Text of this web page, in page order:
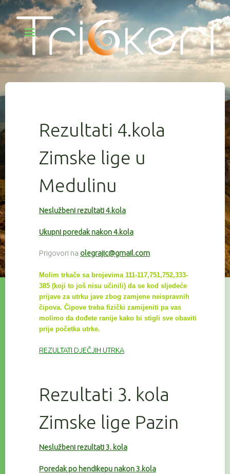
Rezultati 4.kola
Zimske lige u
Medulinu
Neslužbeni rezultati 4.kola
Ukupni poredak nakon 4.kola
Prigovori na olegrajic@gmail.com
Molim trkače sa brojevima 111-117,751,752,333-
385 (koji to još nisu učinili) da se kod sljedeće
prijave za utrku jave zbog zamjene neispravnih
čipova. Čipove treba fizički zamijeniti pa vas
molimo da dođete ranije kako bi stigli sve obaviti
prije početka utrke.
REZULTATI DJEČJIH UTRKA
Rezultati 3. kola
Zimske lige Pazin
Neslužbeni rezultati 3. kola
Poredak po hendikepu nakon 3.kola